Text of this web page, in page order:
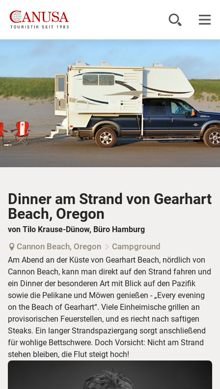
Reisearten
Inspiration
Service
Dinner am Strand von Gearhart
Beach, Oregon
von Tilo Krause-Dünow, Büro Hamburg
Cannon Beach, Oregon Campground
Am Abend an der Küste von Gearhart Beach, nördlich von
Cannon Beach, kann man direkt auf den Strand fahren und
ein Dinner der besonderen Art mit Blick auf den Pazifik
sowie die Pelikane und Möwen genießen - „Every evening
on the Beach of Gearhart“. Viele Einheimische grillen an
provisorischen Feuerstellen, und es riecht nach saftigen
Steaks. Ein langer Strandspaziergang sorgt anschließend
für wohlige Bettschwere. Doch Vorsicht: Nicht am Strand
stehen bleiben, die Flut steigt hoch!